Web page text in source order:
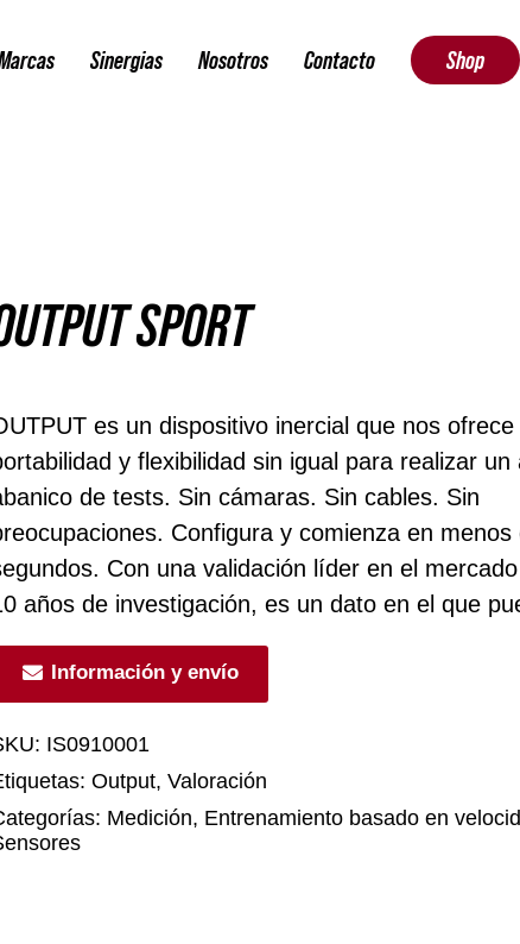
Sinergias Nosotros Contacto Shop
SPORT
es un dispositivo inercial que nos ofrece
y flexibilidad sin igual para realizar un
de tests. Sin cámaras. Sin cables. Sin
Configura y comienza en menos
Con una validación líder en el
años de investigación, es un dato en el que
Información y envío
IS0910001
Output,Valoración
Medición, Entrenamiento basado en